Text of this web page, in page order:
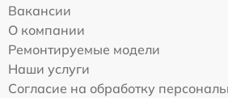
Вакансии
О компании
Ремонтируемые модели
Наши услуги
Согласие на обработку